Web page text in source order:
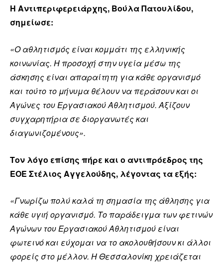
Η Αντιπεριφερειάρχης, Βούλα Πατουλίδου,
σημείωσε:
«Ο αθλητισμός είναι κομμάτι της ελληνικής
κοινωνίας. Η προσοχή στην υγεία μέσω της
άσκησης είναι απαραίτητη για κάθε οργανισμό
και τούτο το μήνυμα θέλουν να περάσουν και οι
Αγώνες του Εργασιακού Αθλητισμού. Αξίζουν
συγχαρητήρια σε διοργανωτές και
διαγωνιζομένους».
Τον λόγο επίσης πήρε και ο αντιπρόεδρος της
ΕΟΕ Στέλιος Αγγελούδης, λέγοντας τα εξής:
«Γνωρίζω πολύ καλά τη σημασία της άθλησης για
κάθε υγιή οργανισμό. Το παράδειγμα των φετινών
Αγώνων του Εργασιακού Αθλητισμού είναι
φωτεινό και εύχομαι να το ακολουθήσουν κι άλλοι
φορείς στο μέλλον. Η Θεσσαλονίκη χρειάζεται